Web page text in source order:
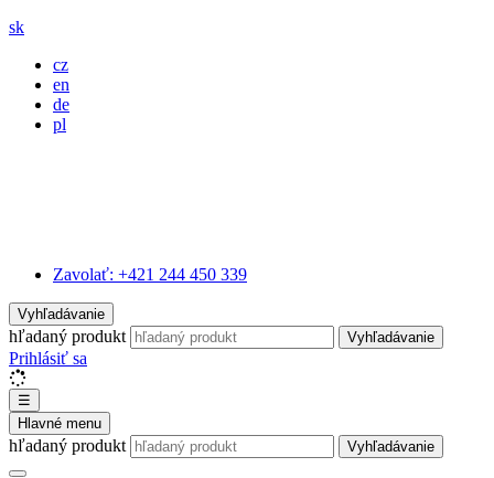
sk
cz
en
de
pl
Zavolať: +421 244 450 339
Vyhľadávanie
hľadaný produkt Vyhľadávanie
Prihlásiť sa
☰
Hlavné menu
hľadaný produkt Vyhľadávanie